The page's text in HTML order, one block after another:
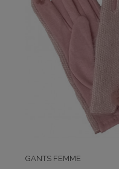
GANTS FEMME